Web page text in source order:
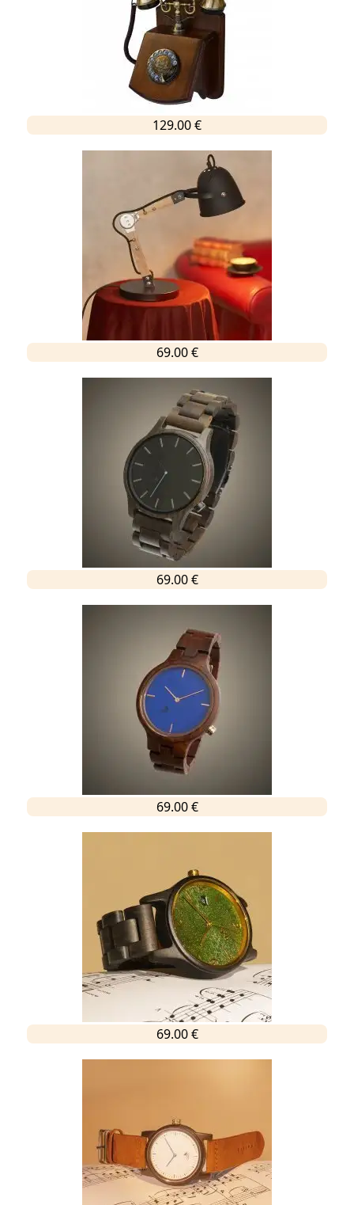
129.00 €
69.00 €
69.00 €
69.00 €
69.00 €